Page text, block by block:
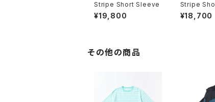
Stripe Short Sleeve
¥19,800
Stripe
¥18,700
その他の商品